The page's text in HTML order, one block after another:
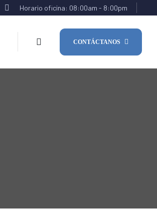
Horario oficina: 08:00am - 8:00pm
CONTÁCTANOS